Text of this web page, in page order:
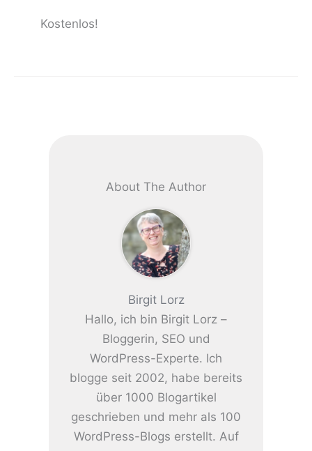
Kostenlos!
About The Author
Birgit Lorz
Hallo, ich bin Birgit Lorz –
Bloggerin, SEO und
WordPress-Experte. Ich
blogge seit 2002, habe bereits
über 1000 Blogartikel
geschrieben und mehr als 100
WordPress-Blogs erstellt. Auf